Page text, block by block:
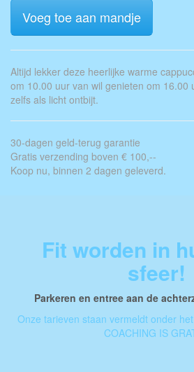
Voeg toe aan mandje
Altijd lekker deze heerlijke warme
om 10.00 uur van wil genieten om 16.00
zelfs als licht ontbijt.
30-dagen geld-terug garantie
Gratis verzending boven € 100,--
Koop nu, binnen 2 dagen geleverd.
Fit worden in
sfeer!
Parkeren en entree aan de
Onze tarieven staan vermeldt onder
COACHING IS